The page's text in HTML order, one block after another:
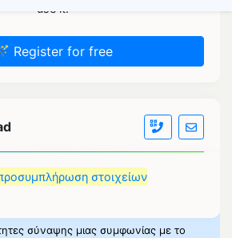
use it.
Register for free
στοιχείων
σύναψης μιας συμφωνίας με το